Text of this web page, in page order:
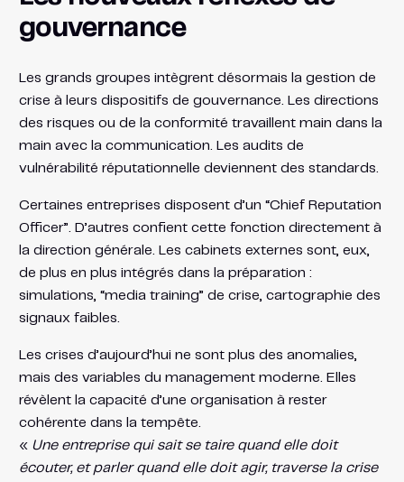
gouvernance
Les grands groupes intègrent désormais la gestion de
crise à leurs dispositifs de gouvernance. Les directions
des risques ou de la conformité travaillent main dans la
main avec la communication. Les audits de
vulnérabilité réputationnelle deviennent des standards.
Certaines entreprises disposent d’un “Chief Reputation
Officer”. D’autres confient cette fonction directement à
la direction générale. Les cabinets externes sont, eux,
de plus en plus intégrés dans la préparation :
simulations, “media training” de crise, cartographie des
signaux faibles.
Les crises d’aujourd’hui ne sont plus des anomalies,
mais des variables du management moderne. Elles
révèlent la capacité d’une organisation à rester
cohérente dans la tempête.
« Une entreprise qui sait se taire quand elle doit
écouter, et parler quand elle doit agir, traverse la crise